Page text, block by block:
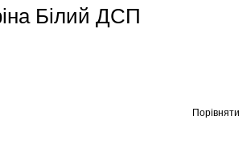
Білий ДСП
Порівняти